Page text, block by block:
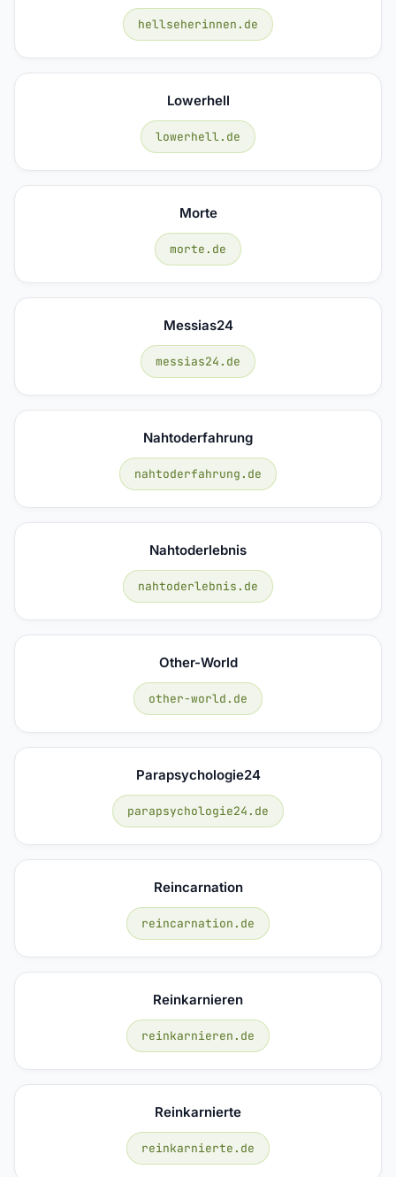
hellseherinnen.de
Lowerhell
lowerhell.de
Morte
morte.de
Messias24
messias24.de
Nahtoderfahrung
nahtoderfahrung.de
Nahtoderlebnis
nahtoderlebnis.de
Other-World
other-world.de
Parapsychologie24
parapsychologie24.de
Reincarnation
reincarnation.de
Reinkarnieren
reinkarnieren.de
Reinkarnierte
reinkarnierte.de